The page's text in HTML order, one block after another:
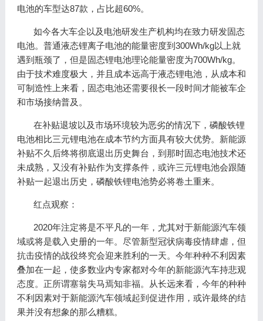
电池的车型达87款，占比超60%。
如今各大车企以及电池研发生产机构均在致力研发固态
电池。普通液态锂离子电池的能量密度到300Wh/kg以上就
遇到瓶颈了，但是固态锂电池理论能量密度为700Wh/kg。
由于技术难度极大，并且成本远高于液态锂电池，从成本和
可制造性上来看，固态电池还需要很长一段时间才能被车企
和市场接纳普及。
在补贴退坡以及市场环境较为恶劣的情况下，磷酸铁锂
电池相比三元锂电池在成本节约方面具有较大优势。新能源
补贴不久后终将彻底退出历史舞台，到那时固态电池技术还
未成熟，又没有补贴作为支撑条件，或许三元锂电池会跟随
补贴一起退出历史，磷酸铁锂电池势必将卷土重来。
红点观察：
2020年注定将是不平凡的一年，尤其对于新能源汽车领
域或将是载入史册的一年。尽管新型冠状病毒疫情肆虐，但
抗击疫情的战役终究会迎来胜利的一天。今年种种不利因素
叠加在一起，使多数业内专家都对今年的新能源汽车持悲观
态度。正所谓塞翁失马焉知非福。从长远来看，今年的种种
不利因素对于新能源汽车领域起到促进作用，或许最终的结
果并没有想象的那么糟糕。